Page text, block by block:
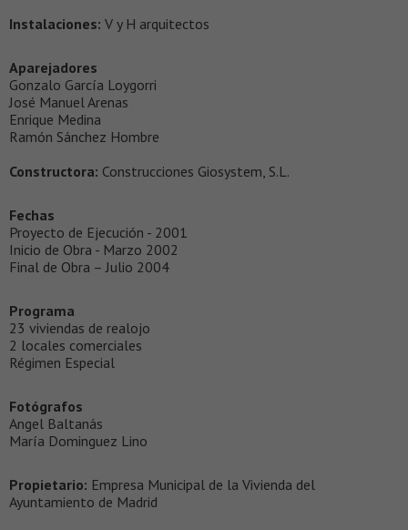
Instalaciones: V y H arquitectos
Aparejadores
Gonzalo García Loygorri
José Manuel Arenas
Enrique Medina
Ramón Sánchez Hombre
Constructora: Construcciones Giosystem, S.L.
Fechas
Proyecto de Ejecución - 2001
Inicio de Obra - Marzo 2002
Final de Obra – Julio 2004
Programa
23 viviendas de realojo
2 locales comerciales
Régimen Especial
Fotógrafos
Angel Baltanás
María Dominguez Lino
Propietario: Empresa Municipal de la Vivienda del
Ayuntamiento de Madrid